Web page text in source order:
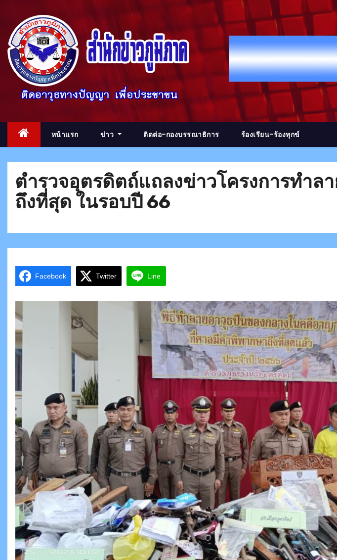
e
หน้าแรก ข่าว ติดต่อ-กองบรรณาธิการ ร้องเรียน-ร้องทุกข์
ตำรวจอุตรดิตถ์แถลงข่าวโครงการทำ
ถึงที่สุด ในรอบปี 66
Facebook Twitter Line